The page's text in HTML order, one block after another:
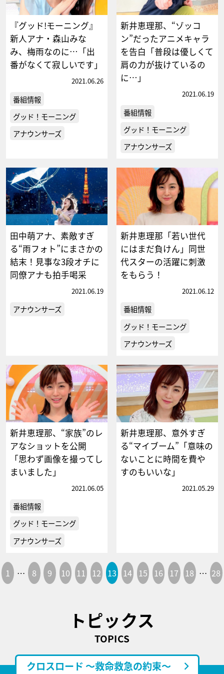
『グッド!モーニング』
新人アナ・森山みな
み、梅雨なのに…「出
番がなくて寂しいです」
2021.06.26
番組情報
グッド！モーニング
アナウンサーズ
新井恵理那、“ゾッコ
ン”だったアニメキャラ
を告白「普段は優しくて
肩の力が抜けているの
に…」
2021.06.19
番組情報
グッド！モーニング
アナウンサーズ
田中萌アナ、素敵すぎ
る“雨フォト”にまさかの
結末！見事な3段オチに
同僚アナも拍手喝采
2021.06.19
アナウンサーズ
新井恵理那「若い世代
にはまだ負けん」同世
代スターの活躍に刺激
をもらう！
2021.06.12
番組情報
グッド！モーニング
アナウンサーズ
新井恵理那、“家族”のレ
アなショットを公開
「思わず画像を撮ってし
まいました」
2021.06.05
番組情報
グッド！モーニング
アナウンサーズ
新井恵理那、意外すぎ
る“マイブーム”「意味の
ないことに時間を費や
すのもいいな」
2021.05.29
1 … 8 9 10 11 12 13 14 15 16 17 18 … 28
トピックス
TOPICS
クロスロード ～救命救急の約束～